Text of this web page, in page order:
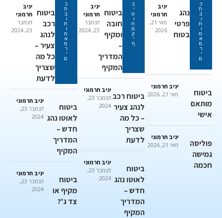
כ
ת
ב
ו
ת
ו
מ
א
מ
ר
י
ם
נהג
פרטי
בטוח
יניב
חרמוני
מאי 21,
2026
ביטוח
מותאם
אישי
יניב חרמוני
מאי 21, 2026
פוליסה
גמישה
חכמה
יניב חרמוני
מאי 21, 2026
ב
י
ט
ו
ח
מ
ק
י
ף
ביטוח
חובה
ומקיף
–
המדריך
המקיף
יניב
חרמוני
דצמבר
23, 2024
ביטוח רכב
לנהג צעיר
– כל מה
שצריך
לדעת
יניב חרמוני
דצמבר 23,
2024
ביטוח
לאוטו נהג
חדש –
המדריך
המקיף
יניב חרמוני
דצמבר 23,
2024
כ
ת
ב
ו
ת
ו
מ
א
מ
ר
י
ם
ביטוח
רכב
לנהג
צעיר –
כל מה
שצריך
לדעת
יניב
חרמוני
דצמבר
23, 2024
ביטוח
לאוטו נהג
חדש –
המדריך
המקיף
יניב חרמוני
דצמבר 23,
2024
ביטוח
מקיף או
צד ג'?
יניב חרמוני
דצמבר 23,
2024